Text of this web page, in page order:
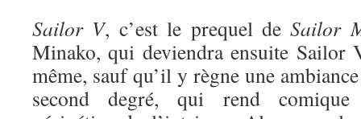
Sailor V, c’est le prequel deSailor
Minako, qui deviendra ensuite Sailor
même, sauf qu’il y règne une
second degré, qui rend comique